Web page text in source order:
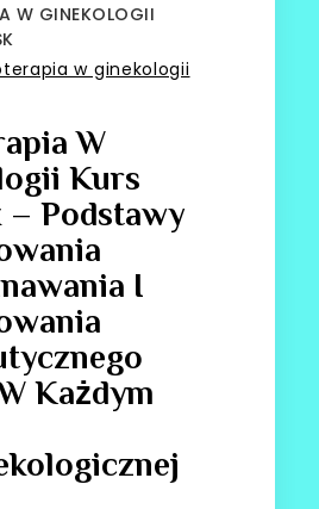
W GINEKOLOGII
w ginekologii
W
Kurs
– Podstawy
I
Każdym